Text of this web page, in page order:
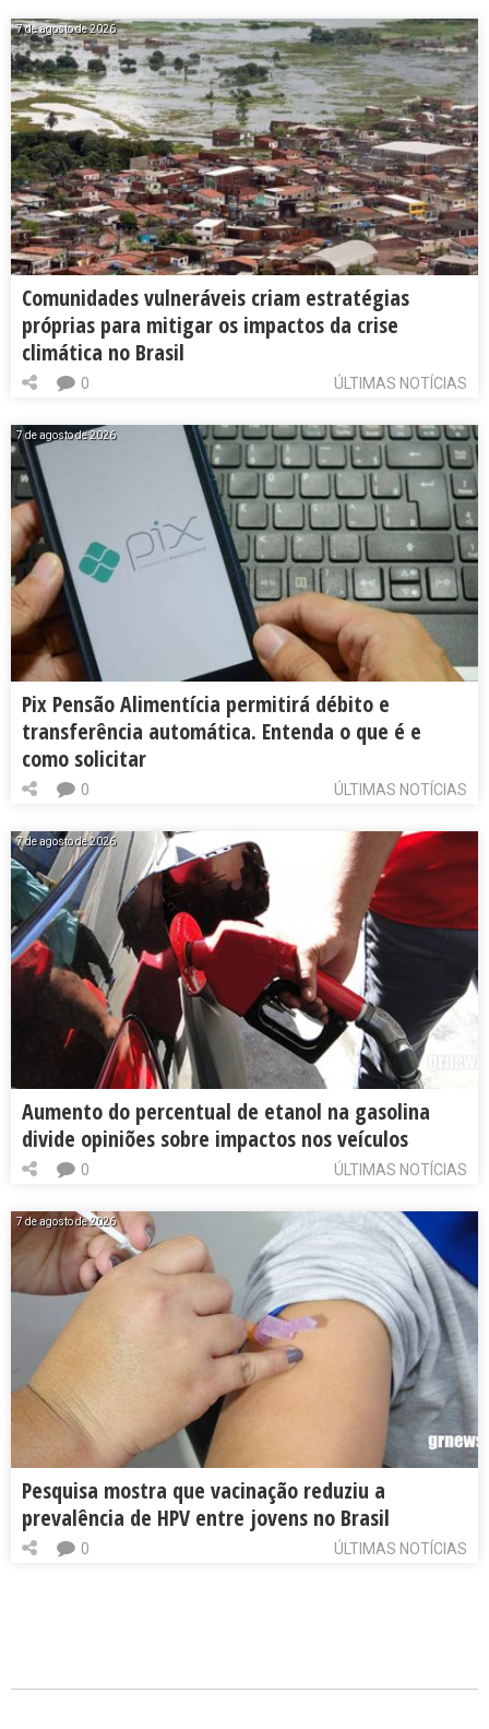
7 de agosto de 2026
Comunidades vulneráveis criam estratégias
próprias para mitigar os impactos da crise
climática no Brasil
ÚLTIMAS NOTÍCIAS
0
7 de agosto de 2026
Pix Pensão Alimentícia permitirá débito e
transferência automática. Entenda o que é e
como solicitar
ÚLTIMAS NOTÍCIAS
0
7 de agosto de 2026
Aumento do percentual de etanol na gasolina
divide opiniões sobre impactos nos veículos
ÚLTIMAS NOTÍCIAS
0
7 de agosto de 2026
Pesquisa mostra que vacinação reduziu a
prevalência de HPV entre jovens no Brasil
ÚLTIMAS NOTÍCIAS
0